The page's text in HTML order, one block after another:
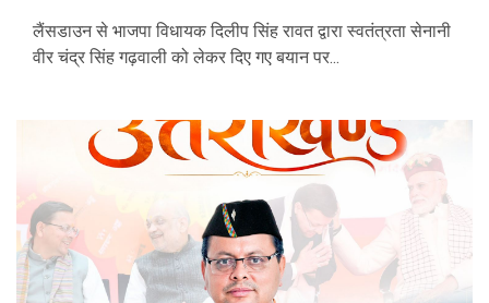
लैंसडाउन से भाजपा विधायक दिलीप सिंह रावत द्वारा स्वतंत्रता सेनानी
वीर चंद्र सिंह गढ़वाली को लेकर दिए गए बयान पर...